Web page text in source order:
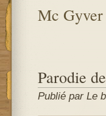
Mc Gyver
Parodie
Publié par Le